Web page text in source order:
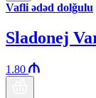
Vafli ədəd dolğulu
Sladonej
1.80